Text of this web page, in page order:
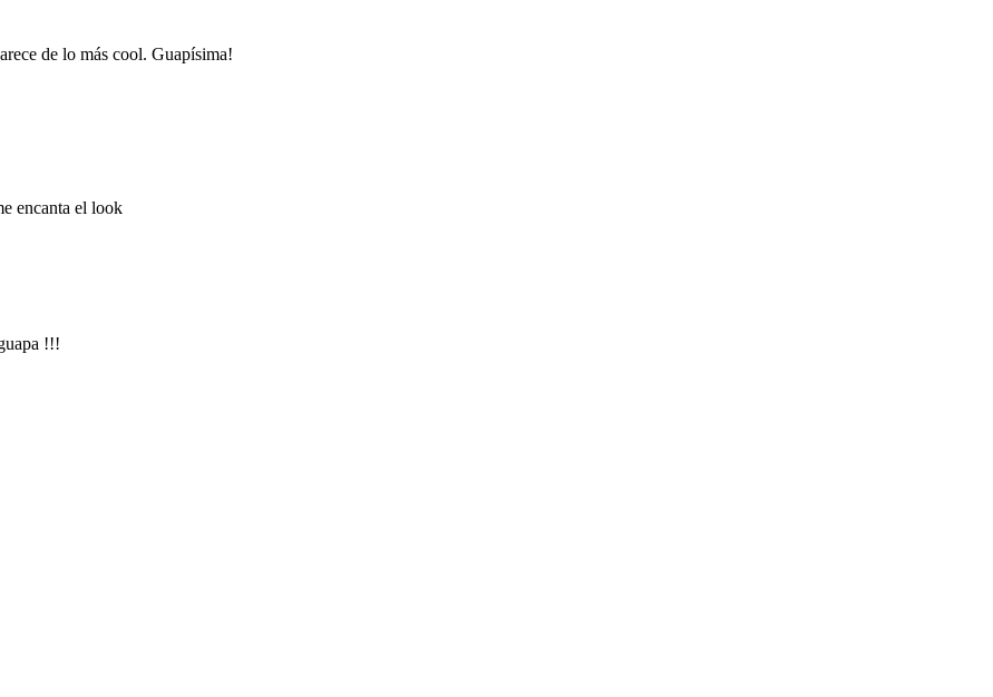
de lo más cool. Guapísima!
encanta el look
!!!